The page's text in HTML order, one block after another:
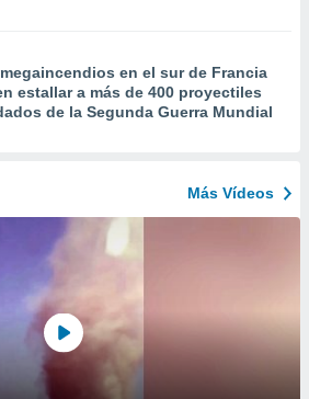
en el sur de Francia
estallar a más de 400 proyectiles
de la Segunda Guerra Mundial
Más Vídeos